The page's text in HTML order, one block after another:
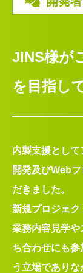
JINS様が
を目指し
内製支援とし
開発及びWeb
だきました。
新規プロジェ
業務内容見学
ち合わせにも
う立場であり